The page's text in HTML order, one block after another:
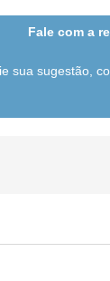
Fale com a
sua sugestão,